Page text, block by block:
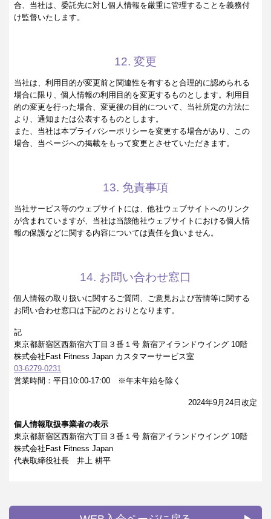
合、当社は、委託先に対し個人情報を厳重に管理することを義務付
け監督いたします。
12. 変更
当社は、利用目的が変更前と関連性を有すると合理的に認められる
場合に限り、個人情報の利用目的を変更するものとします。利用目
的の変更を行った場合、変更後の目的について、当社所定の方法に
より、通知または公表するものとします。
また、当社は本プライバシーポリシーを変更する場合があり、この
場合、当ページへの掲載をもって変更とさせていただきます。
13. 免責事項
当社サービス等のウェブサイトには、他社ウェブサイトへのリンク
が含まれていますが、当社は当該他社ウェブサイトにおける個人情
報の保護などに関する内容については責任を負いません。
14. お問い合わせ窓口
個人情報の取り扱いに関するご質問、ご意見および苦情等に関する
お問い合わせ窓口は下記のとおりとなります。
記
東京都新宿区西新宿六丁目３番１号 新宿アイランドウイング 10階
株式会社Fast Fitness Japan カスタマーサービス室
03-6279-0231
営業時間：平日10:00-17:00 ※年末年始を除く
2024年9月24日改定
個人情報取扱事業者の表示
東京都新宿区西新宿六丁目３番１号 新宿アイランドウイング 10階
株式会社Fast Fitness Japan
代表取締役社長 井上 耕平